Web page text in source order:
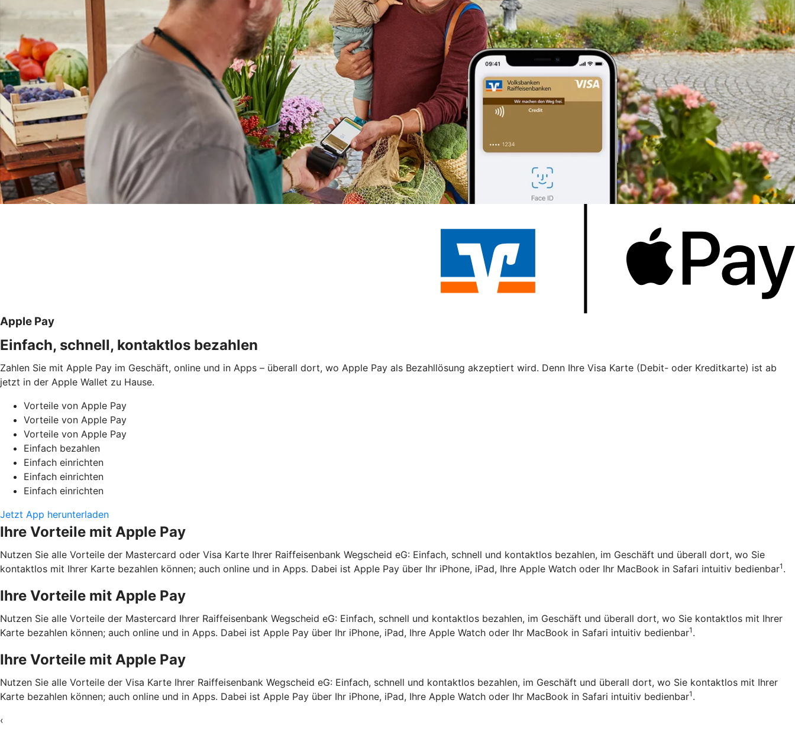
Apple Pay
Einfach, schnell, kontaktlos bezahlen
Zahlen Sie mit Apple Pay im Geschäft, online und in Apps – überall dort, wo Apple Pay als Bezahllösung akzeptiert wird. Denn Ihre Visa Karte (Debit- oder Kreditkarte) ist ab
jetzt in der Apple Wallet zu Hause.
Vorteile von Apple Pay
Vorteile von Apple Pay
Vorteile von Apple Pay
Einfach bezahlen
Einfach einrichten
Einfach einrichten
Einfach einrichten
Jetzt App herunterladen
Ihre Vorteile mit Apple Pay
Nutzen Sie alle Vorteile der Mastercard oder Visa Karte Ihrer Raiffeisenbank Wegscheid eG: Einfach, schnell und kontaktlos bezahlen, im Geschäft und überall dort, wo Sie
kontaktlos mit Ihrer Karte bezahlen können; auch online und in Apps. Dabei ist Apple Pay über Ihr iPhone, iPad, Ihre Apple Watch oder Ihr MacBook in Safari intuitiv bedienbar1 .
Ihre Vorteile mit Apple Pay
Nutzen Sie alle Vorteile der Mastercard Ihrer Raiffeisenbank Wegscheid eG: Einfach, schnell und kontaktlos bezahlen, im Geschäft und überall dort, wo Sie kontaktlos mit Ihrer
Karte bezahlen können; auch online und in Apps. Dabei ist Apple Pay über Ihr iPhone, iPad, Ihre Apple Watch oder Ihr MacBook in Safari intuitiv bedienbar1 .
Ihre Vorteile mit Apple Pay
Nutzen Sie alle Vorteile der Visa Karte Ihrer Raiffeisenbank Wegscheid eG: Einfach, schnell und kontaktlos bezahlen, im Geschäft und überall dort, wo Sie kontaktlos mit Ihrer
Karte bezahlen können; auch online und in Apps. Dabei ist Apple Pay über Ihr iPhone, iPad, Ihre Apple Watch oder Ihr MacBook in Safari intuitiv bedienbar1 .
‹